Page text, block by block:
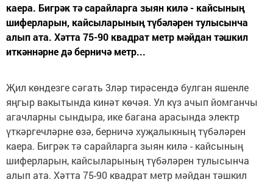
каера. Бигрәк тә сарайларга зыян килә - кайсының
шиферларын, кайсыларының түбәләрен тулысынча
алып ата. Хәтта 75-90 квадрат метр мәйдан тәшкил
иткәннәрне дә берничә метр...
Җил көндезге сәгать 3ләр тирәсендә булган яшенле
яңгыр вакытында кинәт көчәя. Ул күз ачып йомганчы
агачларны сындыра, ике багана арасында электр
үткәргечләрне өзә, берничә хуҗалыкның түбәләрен
каера. Бигрәк тә сарайларга зыян килә - кайсының
шиферларын, кайсыларының түбәләрен тулысынча
алып ата. Хәтта 75-90 квадрат метр мәйдан тәшкил